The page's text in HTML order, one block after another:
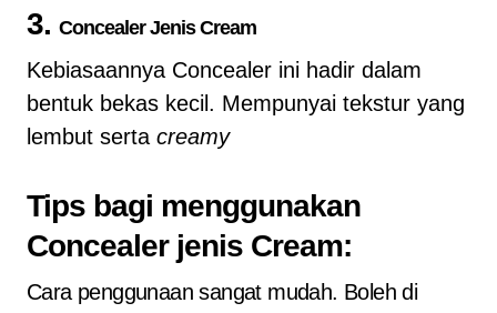
3. Concealer Jenis Cream
Kebiasaannya Concealer ini hadir dalam
bentuk bekas kecil. Mempunyai tekstur yang
lembut serta creamy
Tipsbagi menggunakan
Concealer jenis Cream:
Cara penggunaan sangat mudah. Boleh di